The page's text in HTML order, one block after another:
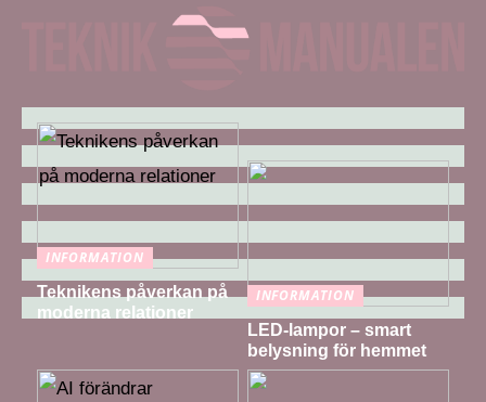
INFORMATION
Teknikens påverkan på
moderna relationer
INFORMATION
LED-lampor – smart
belysning för hemmet